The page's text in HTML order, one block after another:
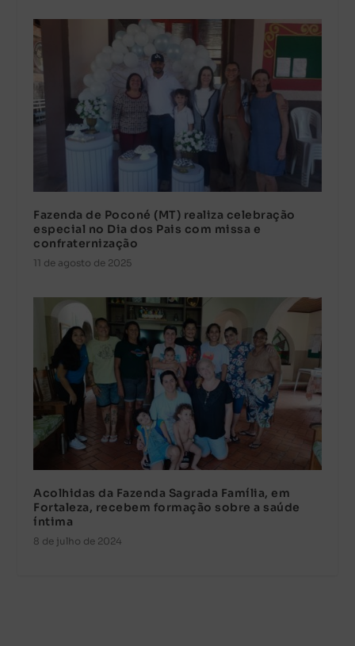
Fazenda de Poconé (MT) realiza celebração
especial no Dia dos Pais com missa e
confraternização
11 de agosto de 2025
Acolhidas da Fazenda Sagrada Família, em
Fortaleza, recebem formação sobre a saúde
íntima
8 de julho de 2024